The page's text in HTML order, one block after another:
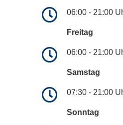
06:00 - 21:00
Freitag
06:00 - 21:00
Samstag
07:30 - 21:00
Sonntag